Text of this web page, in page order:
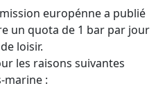
europénne a publié
un quota de 1 bar par jour
loisir.
les raisons suivantes
marine :